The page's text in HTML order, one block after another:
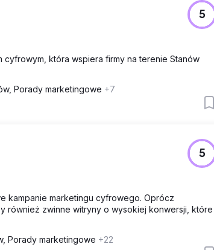
5
cyfrowym, która wspiera firmy na terenie Stanów
Porady marketingowe +7
5
kampanie marketingu cyfrowego. Oprócz
również zwinne witryny o wysokiej konwersji, które
Porady marketingowe +22